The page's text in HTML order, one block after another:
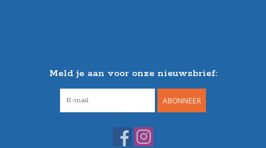
Meld je aan voor onze nieuwsbrief:
ABONNEER